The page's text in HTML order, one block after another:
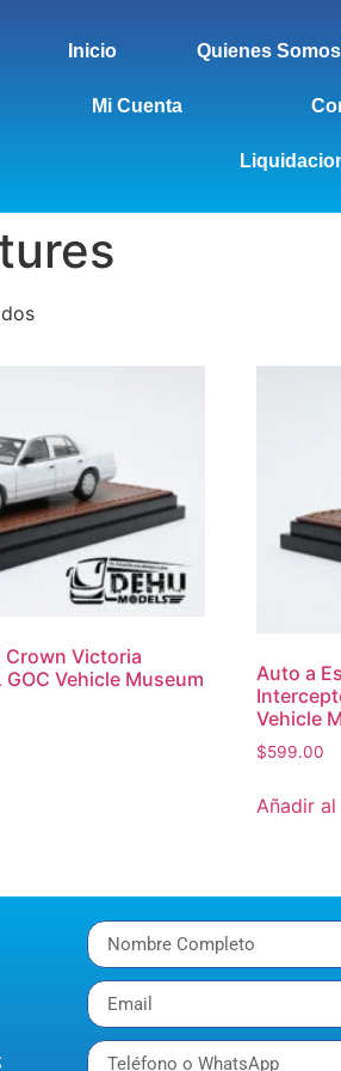
Inicio Quienes Somos
Mi Cuenta
Crown Victoria
GOC Vehicle Museum
Auto a
Vehicle
$599.00
Añadir